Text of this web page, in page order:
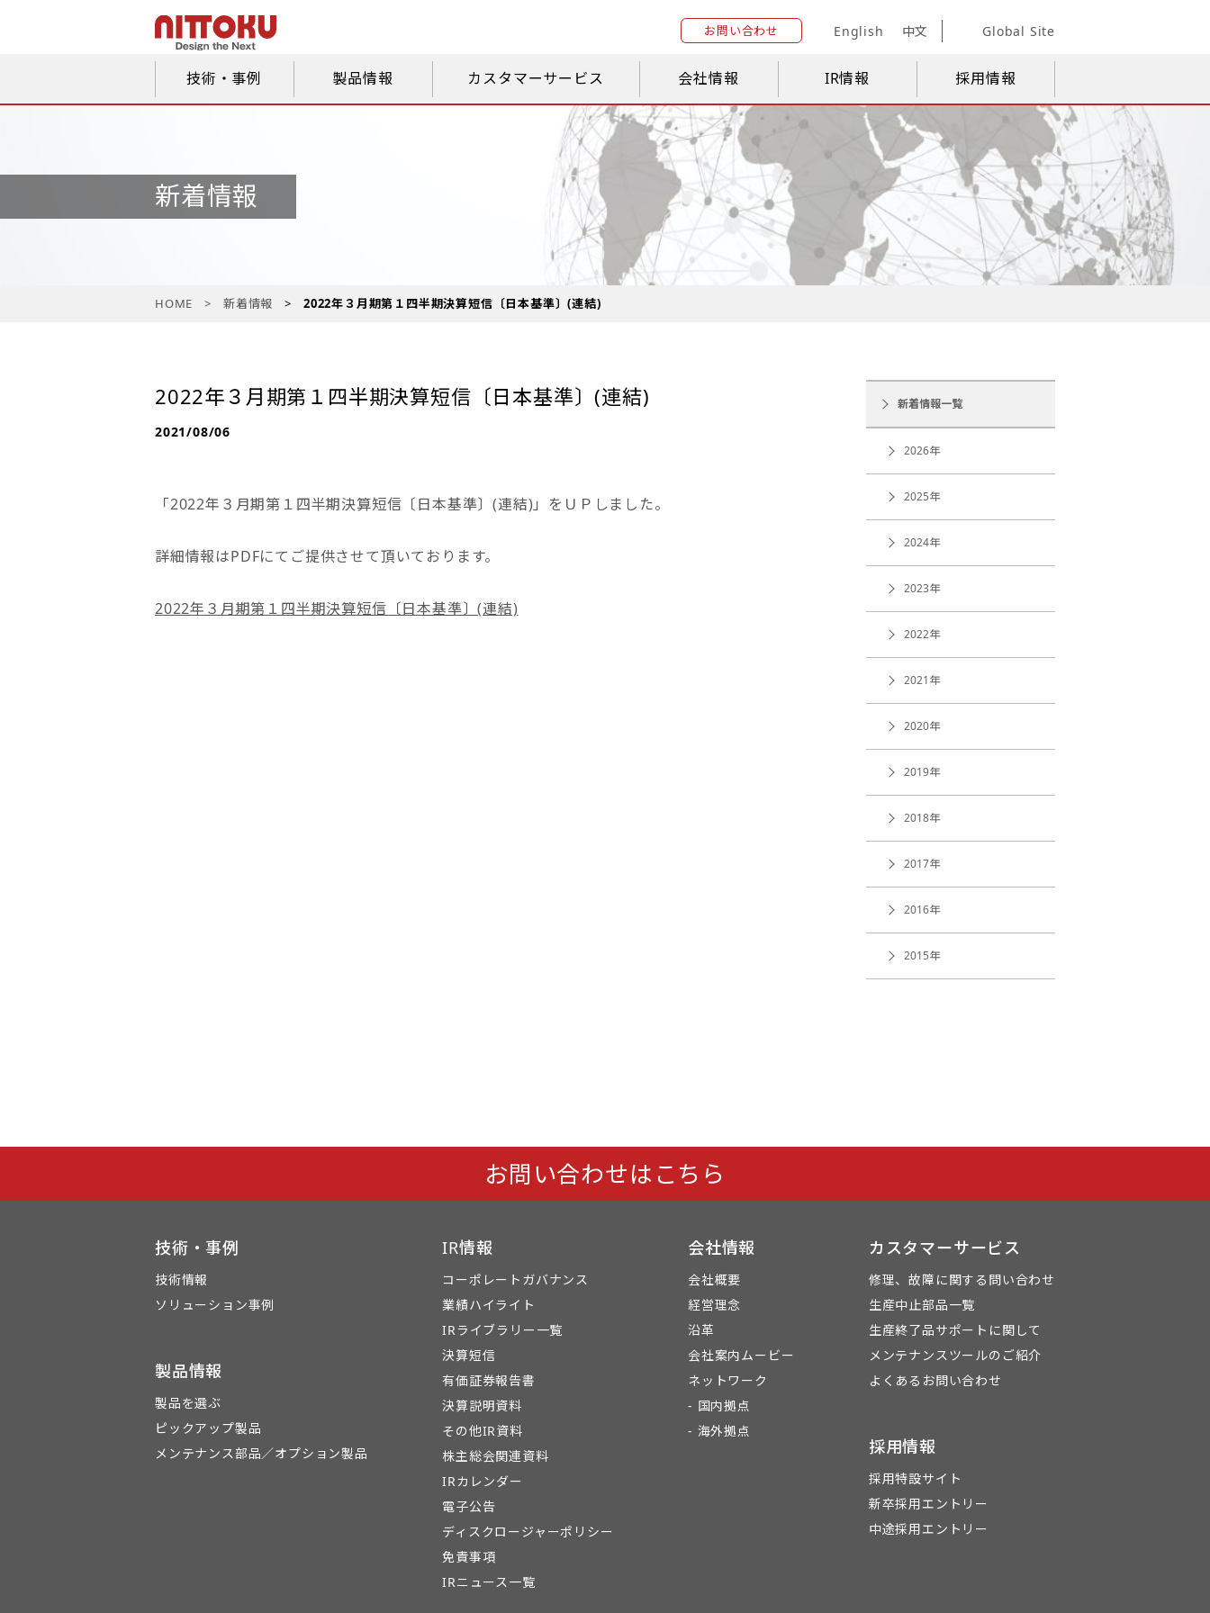
お問い合わせ English 中文 Global Site
技術・事例 製品情報 カスタマーサービス 会社情報 IR情報 採用情報
新着情報
HOME 新着情報 2022年３月期第１四半期決算短信〔日本基準〕(連結)
2022年３月期第１四半期決算短信〔日本基準〕(連結)
2021/08/06
「2022年３月期第１四半期決算短信〔日本基準〕(連結)」をＵＰしました。
詳細情報はPDFにてご提供させて頂いております。
2022年３月期第１四半期決算短信〔日本基準〕(連結)
新着情報一覧
2026年
2025年
2024年
2023年
2022年
2021年
2020年
2019年
2018年
2017年
2016年
2015年
お問い合わせはこちら
技術・事例
技術情報
ソリューション事例
製品情報
製品を選ぶ
ピックアップ製品
メンテナンス部品／オプション製品
IR情報
コーポレートガバナンス
業績ハイライト
IRライブラリー一覧
決算短信
有価証券報告書
決算説明資料
その他IR資料
株主総会関連資料
IRカレンダー
電子公告
ディスクロージャーポリシー
免責事項
IRニュース一覧
会社情報
会社概要
経営理念
沿革
会社案内ムービー
ネットワーク
- 国内拠点
- 海外拠点
カスタマーサービス
修理、故障に関する問い合わせ
生産中止部品一覧
生産終了品サポートに関して
メンテナンスツールのご紹介
よくあるお問い合わせ
採用情報
採用特設サイト
新卒採用エントリー
中途採用エントリー